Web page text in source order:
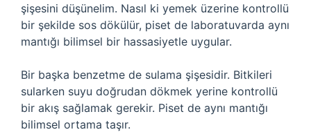
şişesini düşünelim. Nasıl ki yemek üzerine kontrollü
bir şekilde sos dökülür, piset de laboratuvarda aynı
mantığı bilimsel bir hassasiyetle uygular.
Bir başka benzetme de sulama şişesidir. Bitkileri
sularken suyu doğrudan dökmek yerine kontrollü
bir akış sağlamak gerekir. Piset de aynı mantığı
bilimsel ortama taşır.